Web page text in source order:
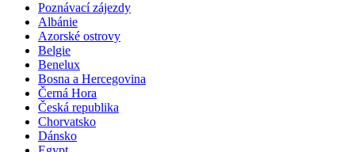
Poznávací zájezdy
Albánie
Azorské ostrovy
Belgie
Benelux
Bosna a Hercegovina
Černá Hora
Česká republika
Chorvatsko
Dánsko